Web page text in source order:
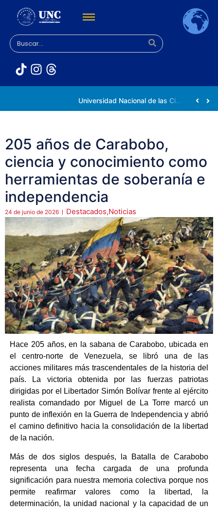
Universidad Nacional de las Ciencias impulsa vocaciones científicas en la Expoferia de Oportunidades de Estudio 2026
205 años de Carabobo,
ciencia y conocimiento como
herramientas de soberanía e
independencia
24 de junio de 2026 Destacados,Noticias
Hace 205 años, en la sabana de Carabobo, ubicada en
el centro-norte de Venezuela, se libró una de las
acciones militares más trascendentales de la historia del
país. La victoria obtenida por las fuerzas patriotas
dirigidas por el Libertador Simón Bolívar frente al ejército
realista comandado por Miguel de La Torre marcó un
punto de inflexión en la Guerra de Independencia y abrió
el camino definitivo hacia la consolidación de la libertad
de la nación.
Más de dos siglos después, la Batalla de Carabobo
representa una fecha cargada de una profunda
significación para nuestra memoria colectiva porque nos
permite reafirmar valores como la libertad, la
determinación, la unidad nacional y la capacidad de un